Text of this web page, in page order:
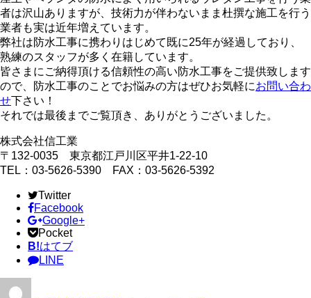
者は沢山ありますが、技術力が伴わないまま杜撰な施工を行う
業者も実は近年増えています。
弊社は防水工事に携わりはじめて既に25年が経過しており、
熟練のスタッフが多く在籍しています。
皆さまにご納得頂ける信頼性の高い防水工事をご提供致します
ので、防水工事のことでお悩みの方はぜひお気軽にお問い合わ
せ下さい！
それでは最後までご覧頂き、ありがとうございました。
株式会社信工業
〒132-0035 東京都江戸川区平井1-22-10
TEL：03-5626-5390 FAX：03-5626-5392
Twitter
Facebook
Google+
Pocket
B!はてブ
LINE